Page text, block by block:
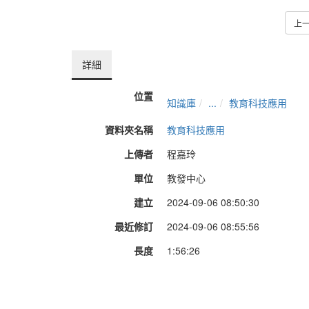
上
詳細
位置 知識庫 ...
教育科技應用
資料夾名稱
教育科技應用
上傳者
程嘉玲
單位
教發中心
建立
2024-09-06 08:50:30
最近修訂
2024-09-06 08:55:56
長度
1:56:26